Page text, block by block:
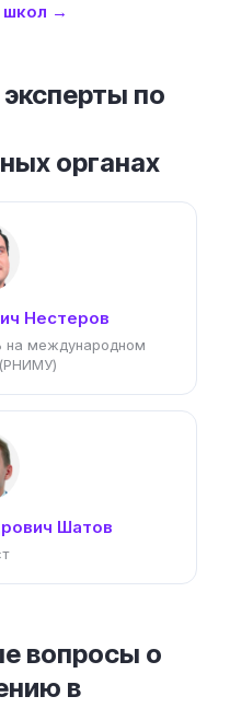
школ →
по
органах
Нестеров
на международном
Шатов
вопросы о
в